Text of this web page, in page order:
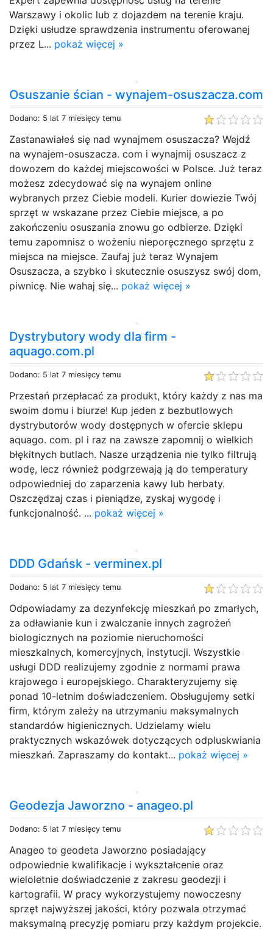
Warszawy i okolic lub z dojazdem na terenie kraju.
Dzięki usłudze sprawdzenia instrumentu oferowanej
przez L... pokaż więcej »
Osuszanie ścian - wynajem-osuszacza.com
Dodano: 5 lat 7 miesięcy temu
Zastanawiałeś się nad wynajmem osuszacza? Wejdź
na wynajem-osuszacza. com i wynajmij osuszacz z
dowozem do każdej miejscowości w Polsce. Już teraz
możesz zdecydować się na wynajem online
wybranych przez Ciebie modeli. Kurier dowiezie Twój
sprzęt w wskazane przez Ciebie miejsce, a po
zakończeniu osuszania znowu go odbierze. Dzięki
temu zapomnisz o wożeniu nieporęcznego sprzętu z
miejsca na miejsce. Zaufaj już teraz Wynajem
Osuszacza, a szybko i skutecznie osuszysz swój dom,
piwnicę. Nie wahaj się... pokaż więcej »
Dystrybutory wody dla firm -
aquago.com.pl
Dodano: 5 lat 7 miesięcy temu
Przestań przepłacać za produkt, który każdy z nas ma
swoim domu i biurze! Kup jeden z bezbutlowych
dystrybutorów wody dostępnych w ofercie sklepu
aquago. com. pl i raz na zawsze zapomnij o wielkich
błękitnych butlach. Nasze urządzenia nie tylko filtrują
wodę, lecz również podgrzewają ją do temperatury
odpowiedniej do zaparzenia kawy lub herbaty.
Oszczędzaj czas i pieniądze, zyskaj wygodę i
funkcjonalność. ... pokaż więcej »
DDD Gdańsk - verminex.pl
Dodano: 5 lat 7 miesięcy temu
Odpowiadamy za dezynfekcję mieszkań po zmarłych,
za odławianie kun i zwalczanie innych zagrożeń
biologicznych na poziomie nieruchomości
mieszkalnych, komercyjnych, instytucji. Wszystkie
usługi DDD realizujemy zgodnie z normami prawa
krajowego i europejskiego. Charakteryzujemy się
ponad 10-letnim doświadczeniem. Obsługujemy setki
firm, którym zależy na utrzymaniu maksymalnych
standardów higienicznych. Udzielamy wielu
praktycznych wskazówek dotyczących odpluskwiania
mieszkań. Zapraszamy do kontakt... pokaż więcej »
Geodezja Jaworzno - anageo.pl
Dodano: 5 lat 7 miesięcy temu
Anageo to geodeta Jaworzno posiadający
odpowiednie kwalifikacje i wykształcenie oraz
wieloletnie doświadczenie z zakresu geodezji i
kartografii. W pracy wykorzystujemy nowoczesny
sprzęt najwyższej jakości, który pozwala otrzymać
maksymalną precyzję pomiaru przy każdym projekcie.